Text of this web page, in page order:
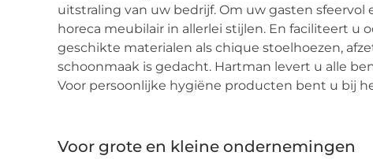
uitstraling van uw bedrijf. Om uw gasten
horeca meubilair in allerlei stijlen. En faciliteert u
geschikte materialen als chique stoelhoezen,
schoonmaak is gedacht. Hartman levert u alle
Voor persoonlijke hygiëne producten bent u bij
Voor grote en kleine ondernemingen